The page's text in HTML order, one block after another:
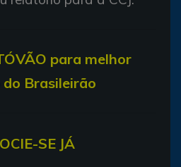
para melhor
do Brasileirão
SE JÁ